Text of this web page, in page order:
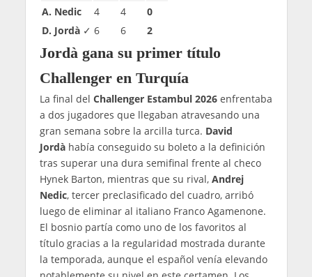
A. Nedic
4 4
0
D. Jordà✓ 6 6 2
Jordà gana su primer título
Challenger en Turquía
La final del Challenger Estambul 2026enfrentaba
a dos jugadores que llegaban atravesando una
gran semana sobre la arcilla turca. David
Jordàhabía conseguido su boleto a la definición
tras superar una dura semifinal frente al checo
Hynek Barton, mientras que su rival, Andrej
Nedic, tercer preclasificado del cuadro, arribó
luego de eliminar al italiano Franco Agamenone.
El bosnio partía como uno de los favoritos al
título gracias a la regularidad mostrada durante
la temporada, aunque el español venía elevando